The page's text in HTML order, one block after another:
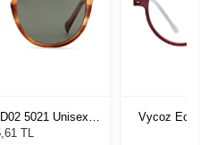
5021 Unisex
TL
Vycoz